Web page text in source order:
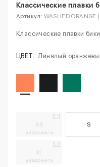
Классические плавки
Артикул: WASHED
Классические плавки
ЦВЕТ: Линялый
XS
уведомить
S
XL
уведомить